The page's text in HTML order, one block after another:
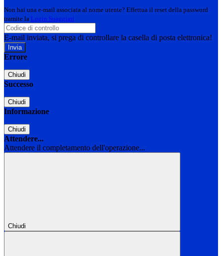
Non hai una e-mail associata al nome utente? Effettua il reset della password
tramite la Login Spaggiari
E-mail inviata, si prega di controllare la casella di posta elettronica!
Errore
Chiudi
Successo
Chiudi
Informazione
Chiudi
Attendere...
Attendere il completamento dell'operazione...
Chiudi